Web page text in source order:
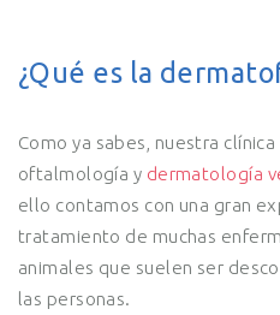
¿Qué es la
Como ya sabes, nuestra
oftalmología y dermatología
ello contamos con una gran
tratamiento de muchas
animales que suelen ser
las personas.